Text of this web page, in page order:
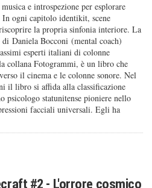
e introspezione per esplorare
ogni capitolo identikit, scene
la propria sinfonia interiore. La
Daniela Bocconi (mental coach)
esperti italiani di colonne
collana Fotogrammi, è un libro che
il cinema e le colonne sonore. Nel
il libro si affida alla classificazione
psicologo statunitense pioniere nello
facciali universali. Egli ha
#2 - L'orrore cosmico